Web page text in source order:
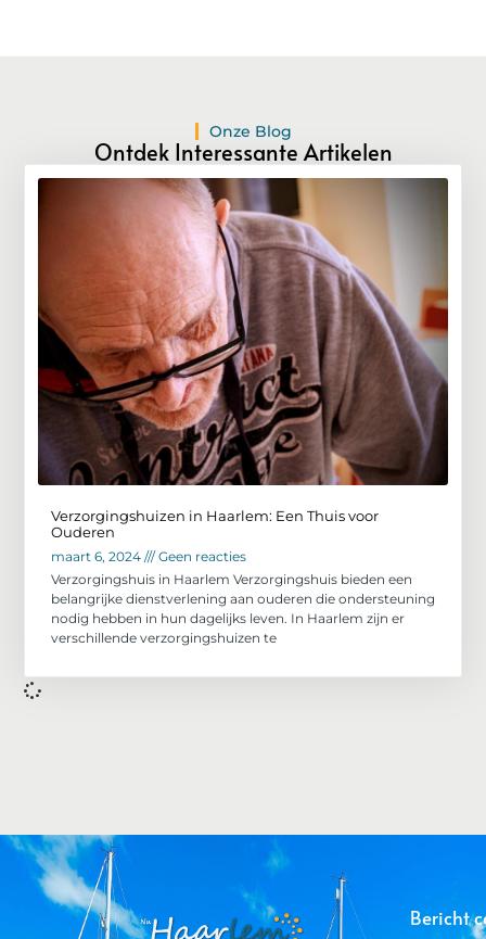
Onze Blog
Ontdek Interessante Artikelen
Verzorgingshuizen in Haarlem: Een Thuis voor
Ouderen
maart 6, 2024
Geen reacties
Verzorgingshuis in Haarlem Verzorgingshuis bieden een
belangrijke dienstverlening aan ouderen die ondersteuning
nodig hebben in hun dagelijks leven. In Haarlem zijn er
verschillende verzorgingshuizen te
Bericht